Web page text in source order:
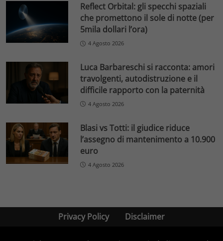
Reflect Orbital: gli specchi spaziali
che promettono il sole di notte (per
5mila dollari l’ora)
4 Agosto 2026
Luca Barbareschi si racconta: amori
travolgenti, autodistruzione e il
difficile rapporto con la paternità
4 Agosto 2026
Blasi vs Totti: il giudice riduce
l’assegno di mantenimento a 10.900
euro
4 Agosto 2026
Privacy Policy Disclaimer